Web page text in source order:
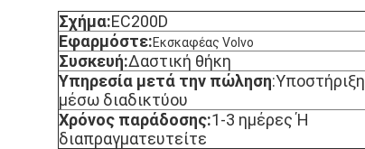
Σχήμα:EC200D
Εφαρμόστε:Εκσκαφέας Volvo
Συσκευή:Δαστική θήκη
Υπηρεσία μετά την πώληση:Υποστήριξη
μέσω διαδικτύου
Χρόνος παράδοσης:1-3 ημέρες Ή
διαπραγματευτείτε